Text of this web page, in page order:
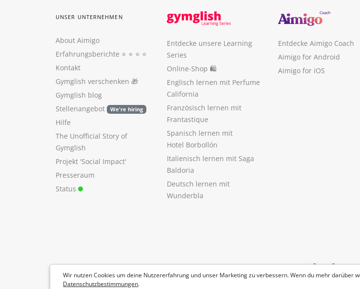
Wir nutzen Cookies um deine Nutzererfahrung und unser Marketing zu verbessern. Wenn du mehr darüber
Datenschutzbestimmungen.
UNSER UNTERNEHMEN
About Aimigo
Erfahrungsberichte ⭐️ ⭐️ ⭐️ ⭐️
Kontakt
Gymglish verschenken 🎁
Gymglish blog
Stellenangebot
We're hiring
Hilfe
The Unofficial Story of
Gymglish
Projekt 'Social Impact'
Presseraum
Status
Entdecke unsere Learning
Series
Online-Shop 🛍
Englisch lernen mit Perfume
California
Französisch lernen mit
Frantastique
Spanisch lernen mit
Hotel Borbollón
Italienisch lernen mit Saga
Baldoria
Deutsch lernen mit
Wunderbla
Entdecke Aimigo Coach
Aimigo for Android
Aimigo for iOS